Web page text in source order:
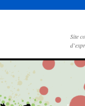
Site